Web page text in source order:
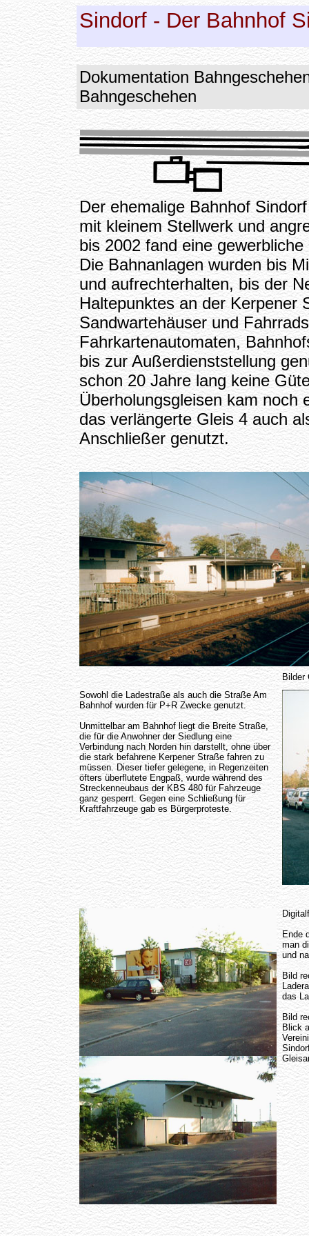
Sindorf - Der Bahnhof
Dokumentation
Bahngeschehen
Der ehemalige Bahnhof
mit kleinem Stellwerk und
bis 2002 fand eine
Die Bahnanlagen wurden bis
und aufrechterhalten, bis der
Haltepunktes an der Kerpener
Sandwartehäuser und
Fahrkartenautomaten,
bis zur Außerdienststellung
schon 20 Jahre lang keine
Überholungsgleisen kam noch
das verlängerte Gleis 4 auch
Anschließer genutzt.
Bilder
Sowohl die Ladestraße als auch die Straße Am
Bahnhof wurden für P+R Zwecke genutzt.
Unmittelbar am Bahnhof liegt die Breite Straße,
die für die Anwohner der Siedlung eine
Verbindung nach Norden hin darstellt, ohne über
die stark befahrene Kerpener Straße fahren zu
müssen. Dieser tiefer gelegene, in Regenzeiten
öfters überflutete Engpaß, wurde während des
Streckenneubaus der KBS 480 für Fahrzeuge
ganz gesperrt. Gegen eine Schließung für
Kraftfahrzeuge gab es Bürgerproteste.
Ende
man
und
Bild
das
Bild
Blick